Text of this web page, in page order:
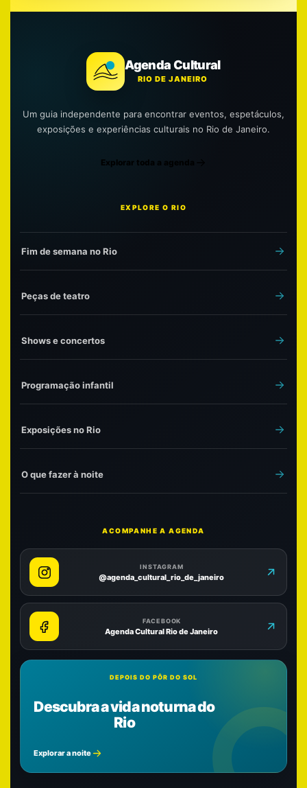
Agenda Cultural
RIO DE JANEIRO
Um guia independente para encontrar eventos, espetáculos,
exposições e experiências culturais no Rio de Janeiro.
Explorar toda a agenda
EXPLORE O RIO
Fim de semana no Rio
Peças de teatro
Shows e concertos
Programação infantil
Exposições no Rio
O que fazer à noite
ACOMPANHE A AGENDA
INSTAGRAM
@agenda_cultural_rio_de_janeiro
FACEBOOK
Agenda Cultural Rio de Janeiro
DEPOIS DO PÔR DO SOL
Descubra a vida noturna do
Rio
Explorar a noite